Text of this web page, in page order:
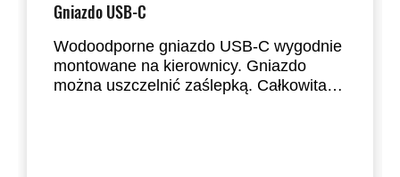
Gniazdo USB-C
Wodoodporne gniazdo USB-C wygodnie
montowane na kierownicy. Gniazdo
można uszczelnić zaślepką. Całkowita